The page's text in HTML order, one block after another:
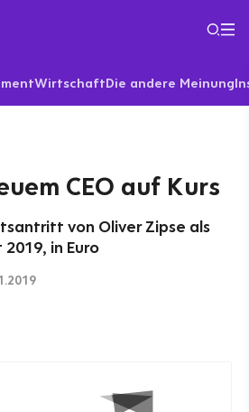
WirtschaftDie andere Meinung
CEO auf Kurs
von Oliver Zipse als
2019, in Euro